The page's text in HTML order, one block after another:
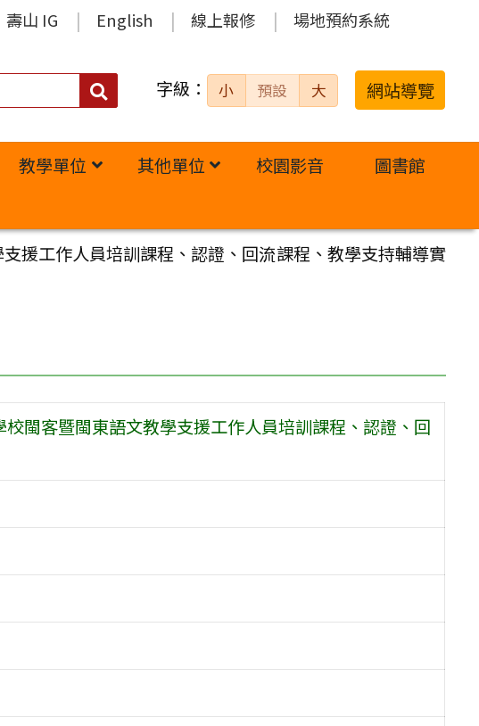
壽山 IG English 線上報修 場地預約系統
搜
字級： 小 預設 大 網站導覽
教學單位 其他單位 校園影音
圖書館
援工作人員培訓課程、認證、回流課程、教學支持輔導實
閩客暨閩東語文教學支援工作人員培訓課程、認證、回